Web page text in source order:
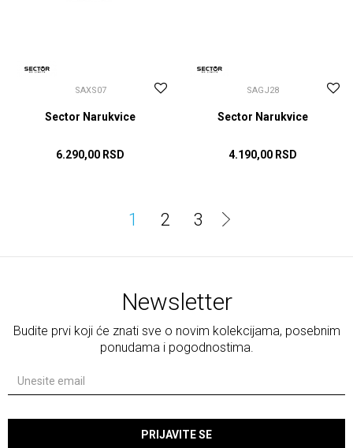
SAXS07
Sector Narukvice
6.290,00 RSD
SAGJ28
Sector Narukvice
4.190,00 RSD
1 2 3
Newsletter
Budite prvi koji će znati sve o novim kolekcijama, posebnim
ponudama i pogodnostima.
PRIJAVITE SE